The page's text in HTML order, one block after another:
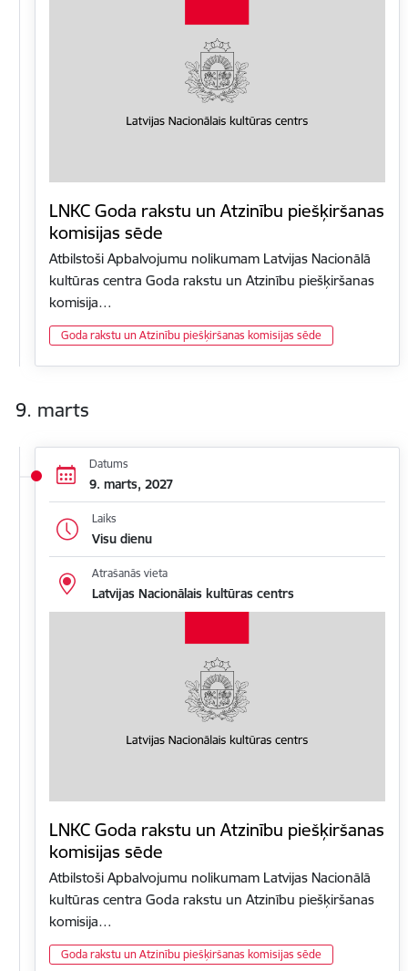
LNKC Goda rakstu un Atzinību piešķiršanas
komisijas sēde
Atbilstoši Apbalvojumu nolikumam Latvijas Nacionālā
kultūras centra Goda rakstu un Atzinību piešķiršanas
komisija…
Goda rakstu un Atzinību piešķiršanas komisijas sēde
9. marts
Datums
9. marts, 2027
Laiks
Visu dienu
Atrašanās vieta
Latvijas Nacionālais kultūras centrs
LNKC Goda rakstu un Atzinību piešķiršanas
komisijas sēde
Atbilstoši Apbalvojumu nolikumam Latvijas Nacionālā
kultūras centra Goda rakstu un Atzinību piešķiršanas
komisija…
Goda rakstu un Atzinību piešķiršanas komisijas sēde